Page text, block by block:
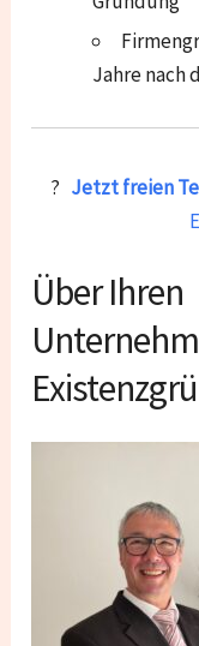
Jahre nach
? Jetzt freien
Über Ihren